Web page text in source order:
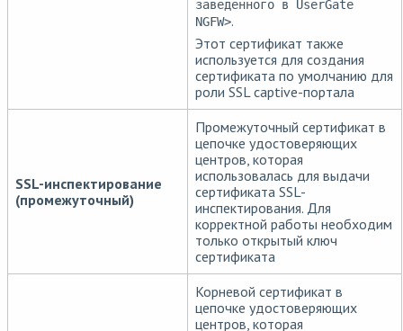
заведенного в UserGate
NGFW>.
Этот сертификат также
используется для создания
сертификата по умолчанию для
роли SSL captive-портала
SSL-инспектирование
(промежуточный)
Промежуточный сертификат в
цепочке удостоверяющих
центров, которая
использовалась для выдачи
сертификата SSL-
инспектирования. Для
корректной работы необходим
только открытый ключ
сертификата
Корневой сертификат в
цепочке удостоверяющих
центров, которая